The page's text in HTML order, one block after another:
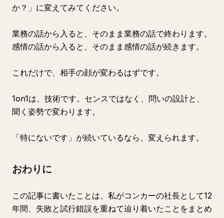
か？」に変えてみてください。
業務の話から入ると、そのまま業務の話で終わります。
感情の話から入ると、そのまま感情の話が続きます。
これだけで、相手の顔が変わるはずです。
1on1は、技術です。センスではなく、問いの設計と、
聞く姿勢で変わります。
「特にないです」が続いているなら、変えられます。
おわりに
この記事に書いたことは、私がコンカーの社長として12
年間、失敗と試行錯誤を重ねて辿り着いたことをまとめ